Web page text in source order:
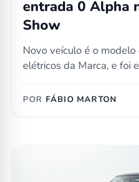
entrada 0 Alpha
Show
Novo veículo é o
elétricos da Marca, e foi
POR FÁBIO MARTON